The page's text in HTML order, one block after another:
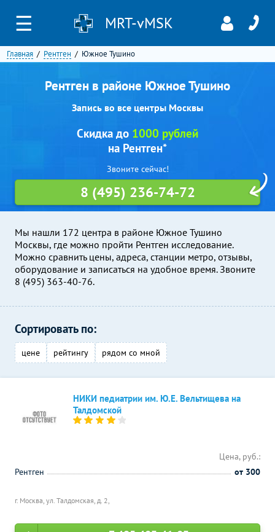
☰ MRT-vMSK
Главная Рентген Южное Тушино
Рентген в районе Южное Тушино
Запись во все центры Москвы
Мы нашли 172 центра в районе Южное Тушино
Москвы, где можно пройти Рентген исследование.
Можно сравнить цены, адреса, станции метро, отзывы,
оборудование и записаться на удобное время. Звоните
8 (495) 363-40-76.
Скидка до 1000 рублей
на Рентген*
Звоните сейчас!
8 (495) 236-74-72
Сортировать по:
цене рейтингу рядом со мной
НИКИ педиатрии им. Ю.Е. Вельтищева на
Талдомской
г. Москва, ул. Талдомская, д. 2,
Цена, руб.:
Рентген
от 300